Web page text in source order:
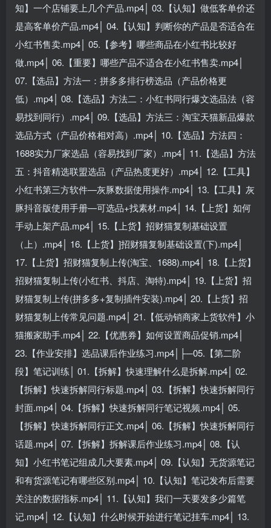
知】一个店铺要上几个产品.mp4│ 03.【认知】做低客单价还
是高客单价产品.mp4│ 04.【认知】判断你的产品是否适合在
小红书售卖.mp4│ 05.【参考】哪些商品在小红书比较好
做.mp4│ 06.【重要】哪些产品不适合在小红书售卖.mp4│
07.【选品】方法一：拼多多排行榜选品（产品价格更
低）.mp4│ 08.【选品】方法二：小红书同行爆文选品法（容
易找到同行）.mp4│ 09.【选品】方法三：淘宝天猫新品爆款
选品方式（产品价格相对高）.mp4│ 10.【选品】方法四：
1688实力厂家选品（容易找到厂家）.mp4│ 11.【选品】方法
五：抖音精选联盟选品（产品热度更好）.mp4│ 12.【工具】
小红书第三方软件—灰豚数据使用操作.mp4│ 13.【工具】灰
豚抖音版使用手册—可选品+找素材.mp4│ 14.【上货】如何
手动上架产品.mp4│ 15.【上货】招财猫复制基础设置
（上）.mp4│ 16.【上货】]招财猫复制基础设置(下).mp4│
17.【上货】招财猫复制上传(淘宝、1688).mp4│ 18.【上货】
招财猫复制上传(小红书、抖店、淘特).mp4│ 19.【上货】招
财猫复制上传(拼多多+复制插件安装).mp4│ 20.【上货】招
财猫复制上传常见问题.mp4│ 21.【低动销商家上货软件】小
猫搬家助手.mp4│ 22.【优惠券】如何设置商品促销.mp4│
23.【作业安排】选品课后作业练习.mp4│├─05.【第二阶
段】笔记训练│ 01.【拆解】快速理解什么是拆解.mp4│ 02.
【拆解】快速拆解同行标题.mp4│ 03.【拆解】快速拆解同行
封面.mp4│ 04.【拆解】快速拆解同行笔记视频.mp4│ 05.
【拆解】快速拆解同行正文.mp4│ 06.【拆解】快速拆解同行
话题.mp4│ 07.【拆解】拆解课后作业练习.mp4│ 08.【认
知】小红书笔记组成几大要素.mp4│ 09.【认知】无货源笔记
和有货源笔记有哪些区别.mp4│ 10.【认知】笔记发布后需要
关注的数据指标.mp4│ 11.【认知】我们一天要发多少篇笔
记.mp4│ 12.【认知】什么时候开始进行笔记挂车.mp4│ 13.